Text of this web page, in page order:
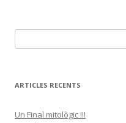
e
c
:
ARTICLES RECENTS
Un Final mitològic !!!